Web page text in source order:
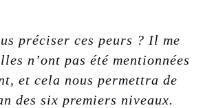
préciser ces peurs ? Il me
n’ont pas été mentionnées
et cela nous permettra de
des six premiers niveaux.